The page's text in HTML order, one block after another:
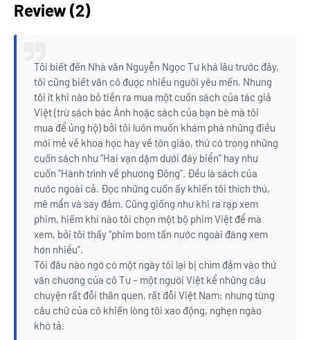
Review (2)
Tôi biết đến Nhà văn Nguyễn Ngọc Tư khá lâu trước đây,
tôi cũng biết văn cô được nhiều người yêu mến. Nhưng
tôi ít khi nào bỏ tiền ra mua một cuốn sách của tác giả
Việt (trừ sách bác Ánh hoặc sách của bạn bè mà tôi
mua để ủng hộ) bởi tôi luôn muốn khám phá những điều
mới mẻ về khoa học hay về tôn giáo, thứ có trong những
cuốn sách như “Hai vạn dặm dưới đáy biển” hay như
cuốn “Hành trình về phương Đông”. Đều là sách của
nước ngoài cả. Đọc những cuốn ấy khiến tôi thích thú,
mê mẩn và say đắm. Cũng giống như khi ra rạp xem
phim, hiếm khi nào tôi chọn một bộ phim Việt để mà
xem, bởi tôi thấy “phim bom tấn nước ngoài đáng xem
hơn nhiều”.
Tôi đâu nào ngờ có một ngày tôi lại bị chìm đắm vào thứ
văn chương của cô Tư – một người Việt kể những câu
chuyện rất đỗi thân quen, rất đỗi Việt Nam; nhưng từng
câu chữ của cô khiến lòng tôi xao động, nghẹn ngào
khó tả.